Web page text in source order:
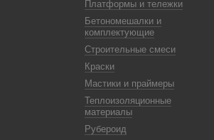
Платформы и тележки
Бетономешалки и
комплектующие
Строительные смеси
Краски
Мастики и праймеры
Теплоизоляционные
материалы
Рубероид